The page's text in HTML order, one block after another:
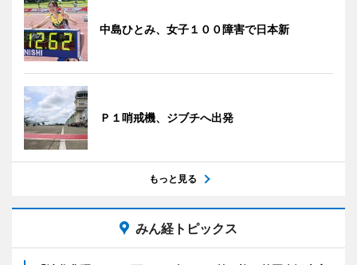
中島ひとみ、女子１００障害で日本新
Ｐ１哨戒機、ジブチへ出発
もっと見る
みん経トピックス